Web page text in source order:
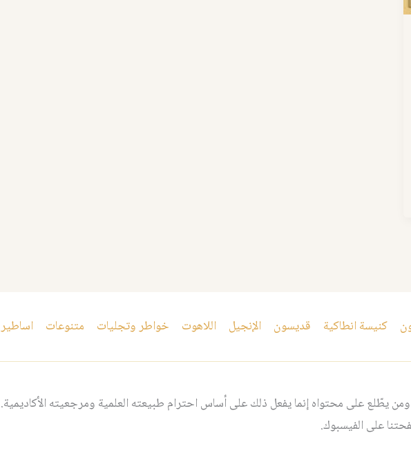
كنيسة انطاكية قديسون الإنجيل اللاهوت خواطر وتجليات متنوعات اساطير
يطّلع على محتواه إنما يفعل ذلك على أساس احترام طبيعته العلمية ومرجعيته الأكاديمية.
على الفيسبوك.